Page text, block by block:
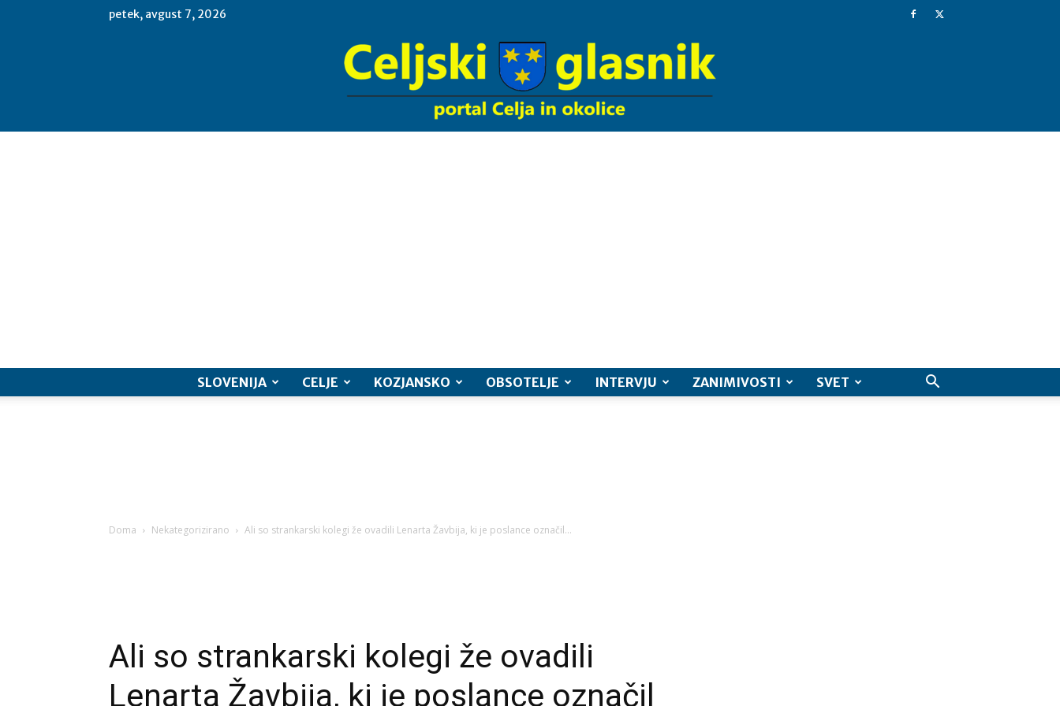
petek, avgust 7, 2026
SLOVENIJA CELJE KOZJANSKO OBSOTELJE INTERVJU ZANIMIVOSTI SVET
Doma Nekategorizirano Ali so strankarski kolegi že ovadili Lenarta Žavbija, ki je poslance označil...
Ali so strankarski kolegi že ovadili
Lenarta Žavbija, ki je poslance označil